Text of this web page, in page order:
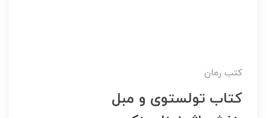
کتب رمان
کتاب تولستوی و مبل